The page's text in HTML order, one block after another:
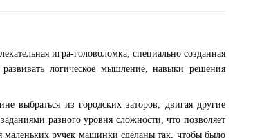
игра-головоломка, специально созданная
логическое мышление, навыки решения
из городских заторов, двигая другие
разного уровня сложности, что позволяет
маленьких ручек машинки сделаны так, чтобы было